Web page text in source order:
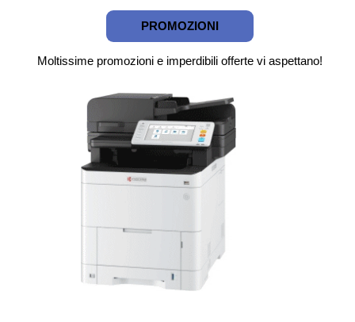
PROMOZIONI
Moltissime promozioni e imperdibili offerte vi aspettano!